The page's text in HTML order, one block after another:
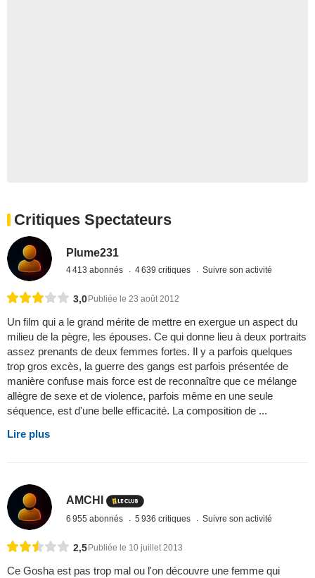
Critiques Spectateurs
Plume231
4 413 abonnés 4 639 critiques Suivre son activité
3,0 Publiée le 23 août 2012
Un film qui a le grand mérite de mettre en exergue un aspect du
milieu de la pègre, les épouses. Ce qui donne lieu à deux portraits
assez prenants de deux femmes fortes. Il y a parfois quelques
trop gros excès, la guerre des gangs est parfois présentée de
manière confuse mais force est de reconnaître que ce mélange
allègre de sexe et de violence, parfois même en une seule
séquence, est d'une belle efficacité. La composition de ...
Lire plus
AMCHI
6 955 abonnés 5 936 critiques Suivre son activité
2,5Publiée le 10 juillet 2013
Ce Gosha est pas trop mal ou l'on découvre une femme qui